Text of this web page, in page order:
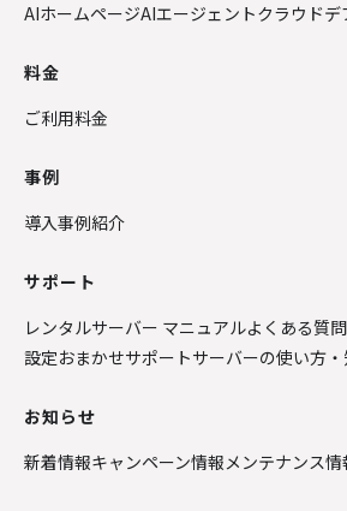
AIホームページAIエージェントクラウドデ
料金
ご利用料金
事例
導入事例紹介
サポート
レンタルサーバー マニュアルよくある質問
設定おまかせサポートサーバーの使い方
お知らせ
新着情報キャンペーン情報メンテナンス情